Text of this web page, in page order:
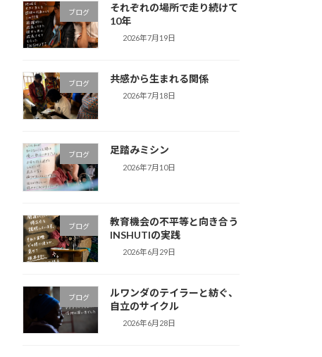
ブログ
それぞれの場所で走り続けて
10年
2026年7月19日
ブログ 共感から生まれる関係
2026年7月18日
ブログ 足踏みミシン
2026年7月10日
ブログ
教育機会の不平等と向き合う
INSHUTIの実践
2026年6月29日
ブログ
ルワンダのテイラーと紡ぐ、
自立のサイクル
2026年6月28日